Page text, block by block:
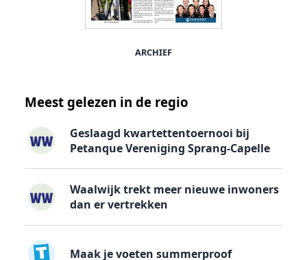
ARCHIEF
Meest gelezen in de regio
Geslaagd kwartettentoernooi bij
Petanque Vereniging Sprang-Capelle
Waalwijk trekt meer nieuwe inwoners
dan er vertrekken
Maak je voeten summerproof